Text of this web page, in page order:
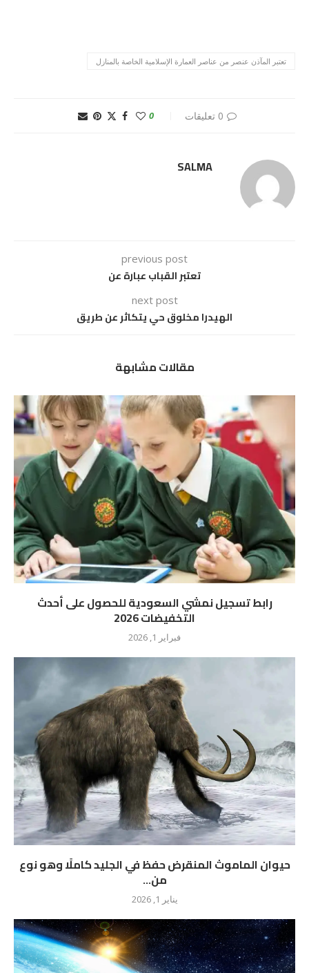
تعتبر المآذن عنصر من عناصر العمارة الإسلامیة الخاصة بالمنازل
0 تعليقات 0
SALMA
previous post
تعتبر القباب عبارة عن
next post
الهيدرا مخلوق حي يتكاثر عن طريق
مقالات مشابهة
رابط تسجيل نمشي السعودية للحصول على أحدث
التخفيضات 2026
فبراير 1, 2026
حيوان الماموث المنقرض حفظ في الجليد كاملًا وهو نوع
من...
يناير 1, 2026